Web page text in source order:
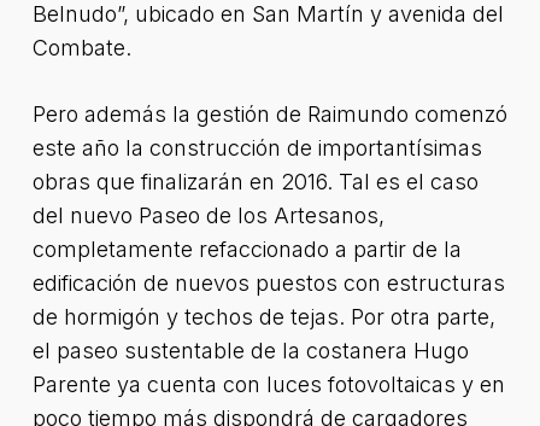
Belnudo”, ubicado en San Martín y avenida del
Combate.
Pero además la gestión de Raimundo comenzó
este año la construcción de importantísimas
obras que finalizarán en 2016. Tal es el caso
del nuevo Paseo de los Artesanos,
completamente refaccionado a partir de la
edificación de nuevos puestos con estructuras
de hormigón y techos de tejas. Por otra parte,
el paseo sustentable de la costanera Hugo
Parente ya cuenta con luces fotovoltaicas y en
poco tiempo más dispondrá de cargadores